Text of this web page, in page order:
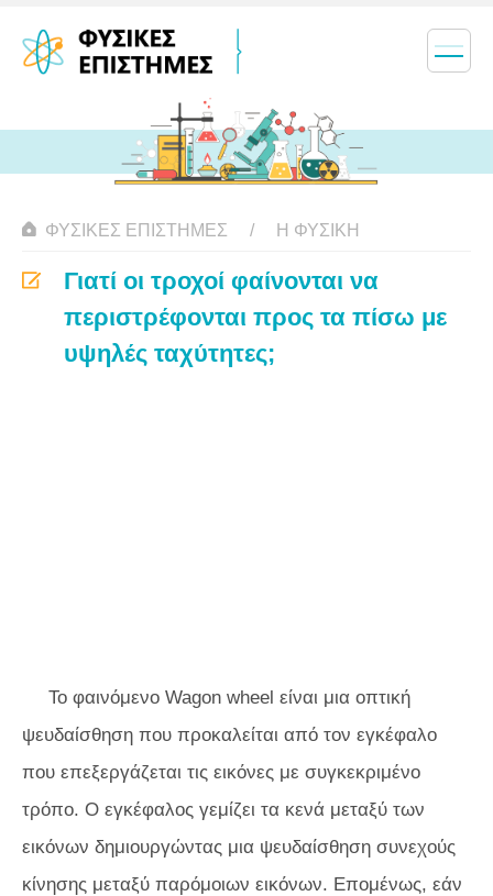
ΦΥΣΙΚΈΣ ΕΠΙΣΤΉΜΕΣ Η ΦΥΣΙΚΗ
Γιατί οι τροχοί φαίνονται να
περιστρέφονται προς τα πίσω με
υψηλές ταχύτητες;
Το φαινόμενο Wagon wheel είναι μια οπτική
ψευδαίσθηση που προκαλείται από τον εγκέφαλο
που επεξεργάζεται τις εικόνες με συγκεκριμένο
τρόπο. Ο εγκέφαλος γεμίζει τα κενά μεταξύ των
εικόνων δημιουργώντας μια ψευδαίσθηση συνεχούς
κίνησης μεταξύ παρόμοιων εικόνων. Επομένως, εάν